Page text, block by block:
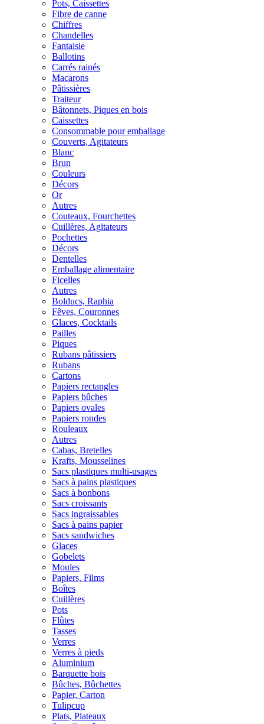
Pots, Caissettes
Fibre de canne
Chiffres
Chandelles
Fantaisie
Ballotins
Carrés rainés
Macarons
Pâtissières
Traiteur
Bâtonnets, Piques en bois
Caissettes
Consommable pour emballage
Couverts, Agitateurs
Blanc
Brun
Couleurs
Décors
Or
Autres
Couteaux, Fourchettes
Cuillères, Agitateurs
Pochettes
Décors
Dentelles
Emballage alimentaire
Ficelles
Autres
Bolducs, Raphia
Fêves, Couronnes
Glaces, Cocktails
Pailles
Piques
Rubans pâtissiers
Rubans
Cartons
Papiers rectangles
Papiers bûches
Papiers ovales
Papiers rondes
Rouleaux
Autres
Cabas, Bretelles
Krafts, Mousselines
Sacs plastiques multi-usages
Sacs à pains plastiques
Sacs à bonbons
Sacs croissants
Sacs ingraissables
Sacs à pains papier
Sacs sandwiches
Glaces
Gobelets
Moules
Papiers, Films
Boîtes
Cuillères
Pots
Flûtes
Tasses
Verres
Verres à pieds
Aluminium
Barquette bois
Bûches, Bûchettes
Papier, Carton
Tulipcup
Plats, Plateaux